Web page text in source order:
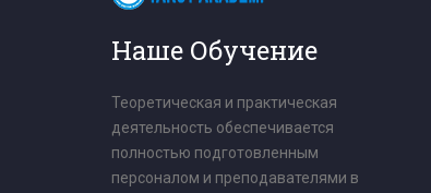
Наше Обучение
Теоретическая и практическая
деятельность обеспечивается
полностью подготовленным
персоналом и преподавателями в